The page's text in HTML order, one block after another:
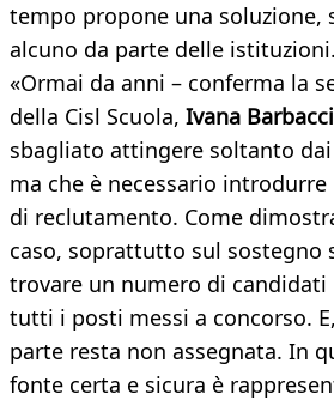
tempo propone una soluzione,
alcuno da parte delle istituzioni.
«Ormai da anni – conferma la
della Cisl Scuola, Ivana Barbacci
sbagliato attingere soltanto
ma che è necessario
di reclutamento. Come
caso, soprattutto sul sostegno
trovare un numero di
tutti i posti messi a concorso.
parte resta non assegnata. In
fonte certa e sicura è